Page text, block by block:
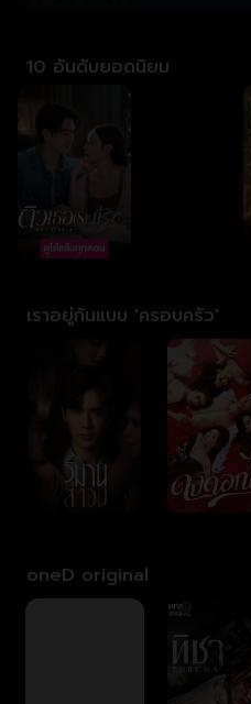
10 อันดับยอดนิยม
เราอยู่กันแบบ 'ครอบครัว'
oneD original